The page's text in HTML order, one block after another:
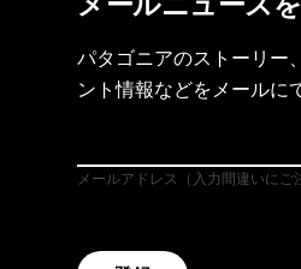
パタゴニアのストーリー
ント情報などをメールに
メールアドレス（入力間違いにご